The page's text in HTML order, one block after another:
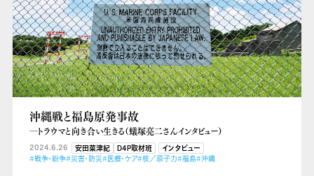
沖縄戦と福島原発事故
―トラウマと向き合い生きる（蟻塚亮二さんインタビュー）
2024.6.26 安田菜津紀 D4P取材班
インタビュー
#戦争・紛争#災害・防災#医療・ケア#核／原子力#福島#沖縄